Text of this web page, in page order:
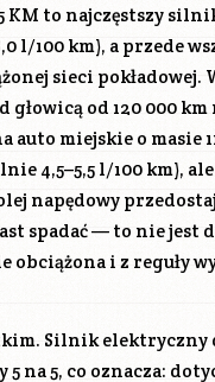
KM to najczęstszy
l/100 km), a przede
sieci pokładowej.
głowicą od 120 000
auto miejskie o masie
4,5–5,5 l/100 km),
napędowy
spadać — to nie jest
i z reguły
Silnik elektryczny
na 5, co oznacza: